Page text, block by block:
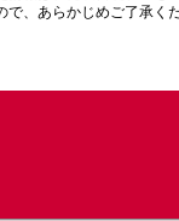
で、あらかじめご了承く